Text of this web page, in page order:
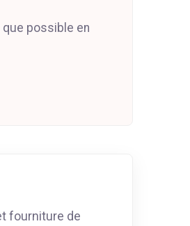
possible en
fourniture de